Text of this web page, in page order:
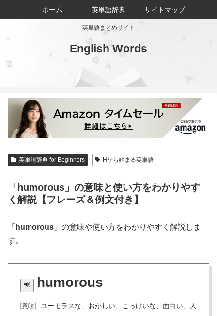
英単語まとめサイト
English Words
ホーム 英単語辞典 サイトマップ
英単語辞典 for Beginners Hから始まる英単語
「humorous」の意味と使い方をわかりやす
く解説【フレーズ＆例文付き】
「 humorous 」の意味や使い方をわかりやすく解説しま
す。
humorous
意味 ユーモラスな、おかしい、こっけいな、面白い、人